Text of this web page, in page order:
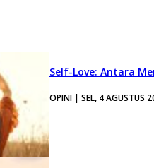
Self-Love: Antara
OPINI | SEL, 4 AGUSTUS